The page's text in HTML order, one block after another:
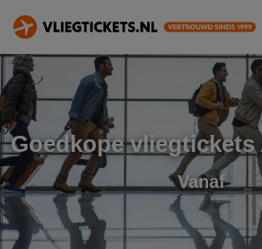
Goedkope vliegtickets
Vanaf